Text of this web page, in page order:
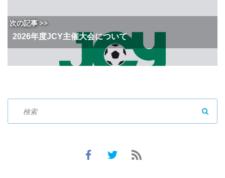
次の記事 >>
2026年度JCY主催大会について